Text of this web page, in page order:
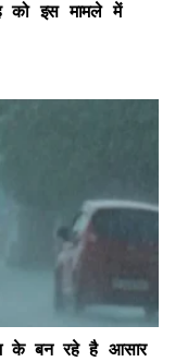
को इस मामले में
के बन रहे है आसार